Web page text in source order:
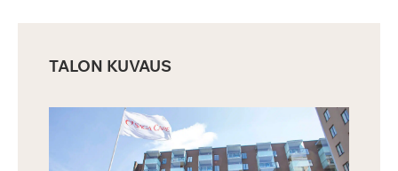
TALON KUVAUS